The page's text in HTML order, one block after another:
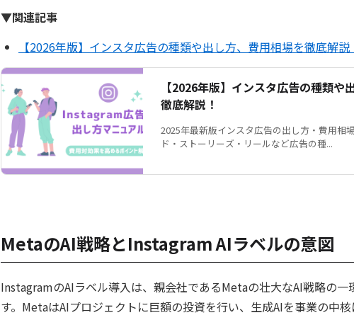
▼関連記事
【2026年版】インスタ広告の種類や出し方、費用相場を徹底解説
【2026年版】インスタ広告の種類や
徹底解説！
2025年最新版インスタ広告の出し方・費用相
ド・ストーリーズ・リールなど広告の種...
MetaのAI戦略とInstagram AIラベルの意図
InstagramのAIラベル導入は、親会社であるMetaの壮大なAI戦略の一
す。MetaはAIプロジェクトに巨額の投資を行い、生成AIを事業の中